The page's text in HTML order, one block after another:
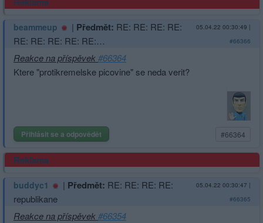
beammeup | Předmět: RE: RE: RE: RE:
RE: RE: RE: RE: RE:…
05.04.22 00:30:49 |
#66366
Reakce na příspěvek#66364
Ktere "protikremelske picovine" se neda verit?
Přihlásit se a odpovědět #66364
Reklama
buddyc1 | Předmět: RE: RE: RE: RE:
republikane
05.04.22 00:30:47 |
#66365
Reakce na příspěvek#66354